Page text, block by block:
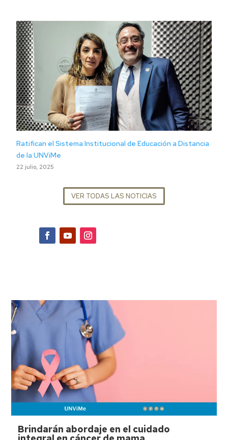
Ratifican el Sistema Institucional de Educación a Distancia
de la UNViMe
22 julio, 2025
VER TODAS LAS NOTICIAS
Brindarán abordaje en el cuidado